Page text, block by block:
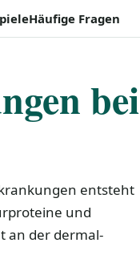
Häufige Fragen
bei
entsteht
und
an der dermal-